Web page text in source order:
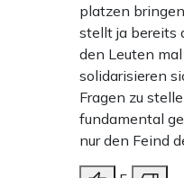
platzen
stellt ja bereits
den Leuten
solidarisieren
Fragen zu
fundamental
nur den Feind